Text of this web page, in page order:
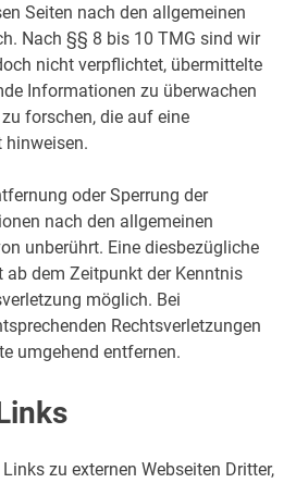
Seiten nach den allgemeinen
Nach §§ 8 bis 10 TMG sind wir
nicht verpflichtet, übermittelte
Informationen zu überwachen
forschen, die auf eine
hinweisen.
oder Sperrung der
nach den allgemeinen
unberührt. Eine diesbezügliche
dem Zeitpunkt der Kenntnis
möglich. Bei
Rechtsverletzungen
umgehend entfernen.
zu externen Webseiten Dritter,